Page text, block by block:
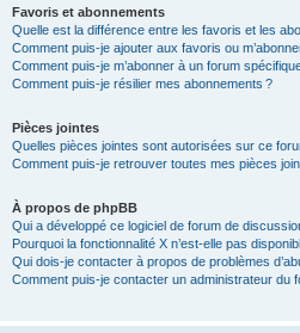
Favoris et abonnements
Quelle est la différence entre les favoris et les
Comment puis-je ajouter aux favoris ou
Comment puis-je m’abonner à un forum
Comment puis-je résilier mes abonnements ?
Pièces jointes
Quelles pièces jointes sont autorisées sur ce
Comment puis-je retrouver toutes mes pièces
À propos de phpBB
Qui a développé ce logiciel de forum de
Pourquoi la fonctionnalité X n’est-elle pas
Qui dois-je contacter à propos de problèmes
Comment puis-je contacter un administrateur du